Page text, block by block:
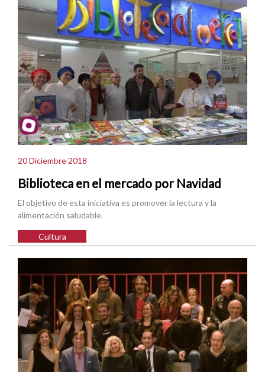
20 Diciembre 2018
Biblioteca en el mercado por Navidad
El objetivo de esta iniciativa es promover la lectura y la
alimentación saludable.
Cultura